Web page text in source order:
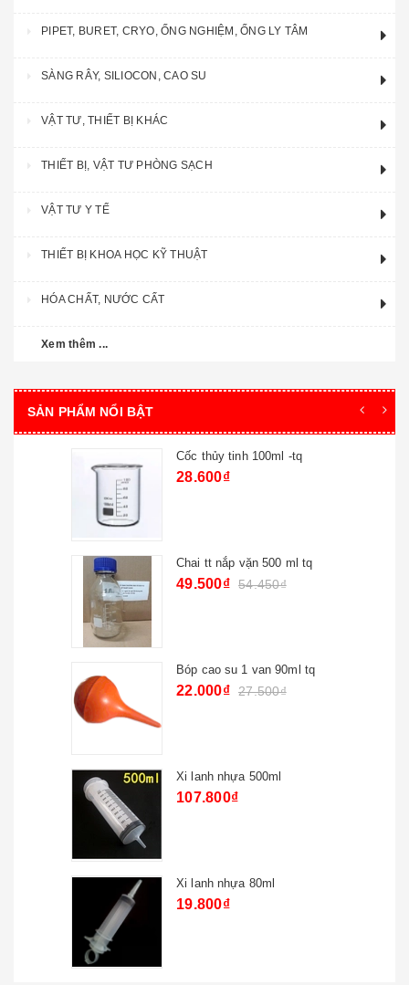
PIPET, BURET, CRYO, ỐNG NGHIỆM, ỐNG LY TÂM
SÀNG RÂY, SILIOCON, CAO SU
VẬT TƯ, THIẾT BỊ KHÁC
THIẾT BỊ, VẬT TƯ PHÒNG SẠCH
VẬT TƯ Y TẾ
THIẾT BỊ KHOA HỌC KỸ THUẬT
HÓA CHẤT, NƯỚC CẤT
Xem thêm ...
SẢN PHẨM NỔI BẬT
Cốc thủy tinh 100ml -tq
28.600₫
Chai tt nắp vặn 500 ml tq
49.500₫ 54.450₫
Bóp cao su 1 van 90ml tq
22.000₫ 27.500₫
Xi lanh nhựa 500ml
107.800₫
Xi lanh nhựa 80ml
19.800₫